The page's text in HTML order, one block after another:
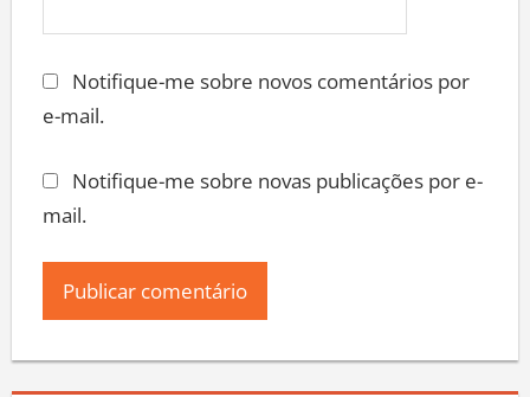
Notifique-me sobre novos comentários por
e-mail.
Notifique-me sobre novas publicações por e-
mail.